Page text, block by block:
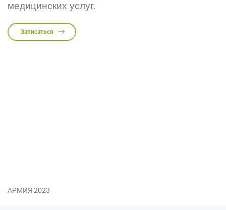
медицинских услуг.
Записаться
АРМИЯ 2023